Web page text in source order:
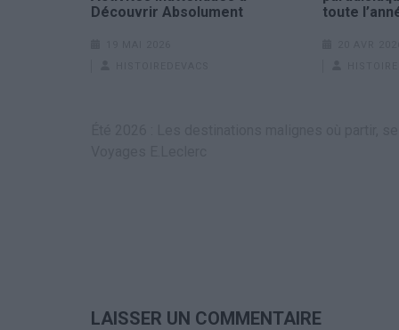
Découvrir Absolument
toute
LAISSER UN COMMENTAIRE